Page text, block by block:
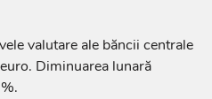
valutare ale băncii centrale
Diminuarea lunară